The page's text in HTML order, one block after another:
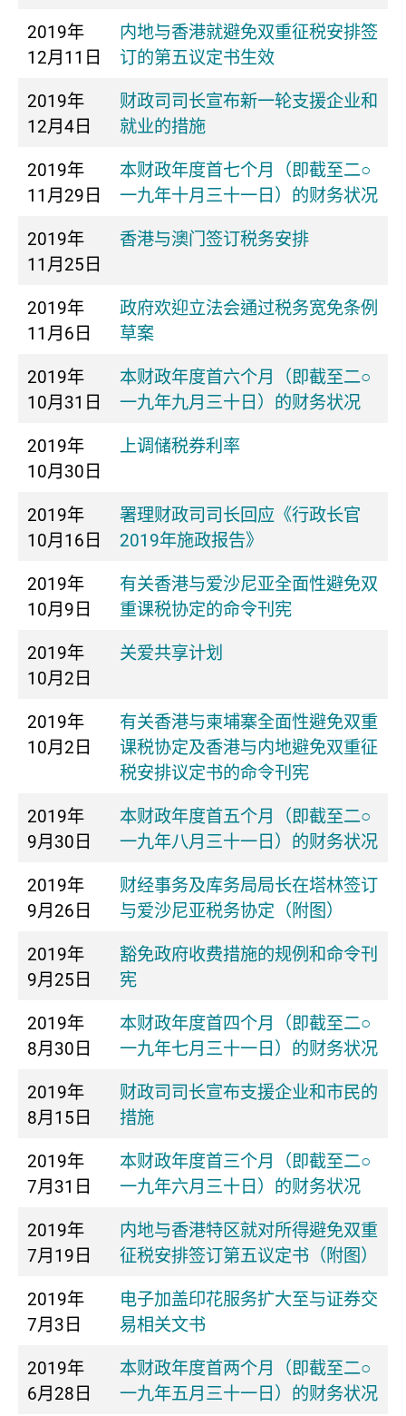
2019年
12月11日
内地与香港就避免双重征税安排签
订的第五议定书生效
2019年
12月4日
财政司司长宣布新一轮支援企业和
就业的措施
2019年
11月29日
本财政年度首七个月（即截至二○
一九年十月三十一日）的财务状况
2019年
11月25日
香港与澳门签订税务安排
2019年
11月6日
政府欢迎立法会通过税务宽免条例
草案
2019年
10月31日
本财政年度首六个月（即截至二○
一九年九月三十日）的财务状况
2019年
10月30日
上调储税券利率
2019年
10月16日
署理财政司司长回应《行政长官
2019年施政报告》
2019年
10月9日
有关香港与爱沙尼亚全面性避免双
重课税协定的命令刊宪
2019年
10月2日
关爱共享计划
2019年
10月2日
有关香港与柬埔寨全面性避免双重
课税协定及香港与内地避免双重征
税安排议定书的命令刊宪
2019年
9月30日
本财政年度首五个月（即截至二○
一九年八月三十一日）的财务状况
2019年
9月26日
财经事务及库务局局长在塔林签订
与爱沙尼亚税务协定（附图）
2019年
9月25日
豁免政府收费措施的规例和命令刊
宪
2019年
8月30日
本财政年度首四个月（即截至二○
一九年七月三十一日）的财务状况
2019年
8月15日
财政司司长宣布支援企业和市民的
措施
2019年
7月31日
本财政年度首三个月（即截至二○
一九年六月三十日）的财务状况
2019年
7月19日
内地与香港特区就对所得避免双重
征税安排签订第五议定书（附图）
2019年
7月3日
电子加盖印花服务扩大至与证券交
易相关文书
2019年
6月28日
本财政年度首两个月（即截至二○
一九年五月三十一日）的财务状况